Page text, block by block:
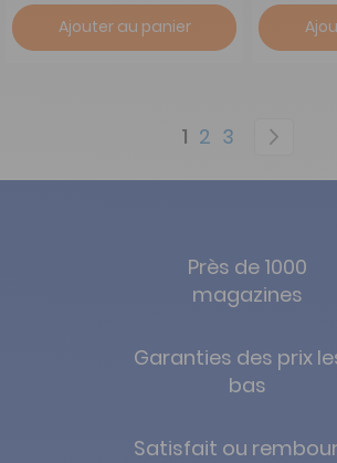
Ajouter au panier
Page
You're
1 Page
2 Page
3
Près de 1000
magazines
Garanties des prix
bas
Satisfait ou